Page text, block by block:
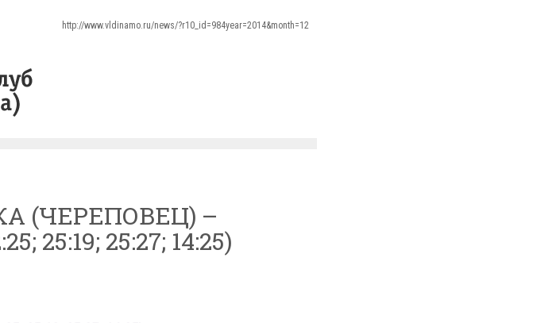
http://www.vldinamo.ru/news/?r10_id=984year=2014&month=12
(ЧЕРЕПОВЕЦ) –
25:19; 25:27; 14:25)